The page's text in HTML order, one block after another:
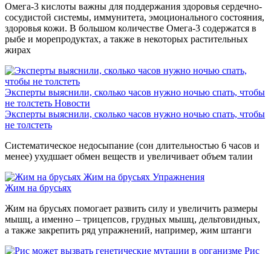
Омега-3 кислоты важны для поддержания здоровья сердечно-
сосудистой системы, иммунитета, эмоционального состояния,
здоровья кожи. В большом количестве Омега-3 содержатся в
рыбе и морепродуктах, а также в некоторых растительных
жирах
Эксперты выяснили, сколько часов нужно ночью спать, чтобы
не толстеть Новости
Эксперты выяснили, сколько часов нужно ночью спать, чтобы
не толстеть
Систематическое недосыпание (сон длительностью 6 часов и
менее) ухудшает обмен веществ и увеличивает объем талии
Жим на брусьях Упражнения
Жим на брусьях
Жим на брусьях помогает развить силу и увеличить размеры
мышц, а именно – трицепсов, грудных мышц, дельтовидных,
а также закрепить ряд упражнений, например, жим штанги
Рис